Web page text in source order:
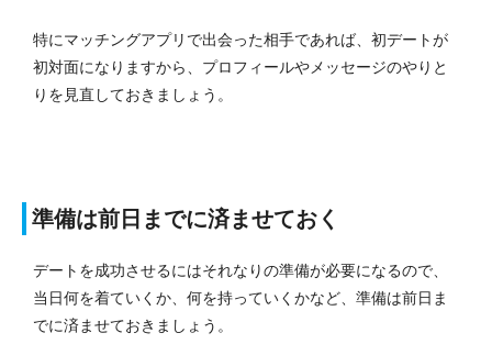
特にマッチングアプリで出会った相手であれば、初デートが
初対面になりますから、プロフィールやメッセージのやりと
りを見直しておきましょう。
準備は前日までに済ませておく
デートを成功させるにはそれなりの準備が必要になるので、
当日何を着ていくか、何を持っていくかなど、準備は前日ま
でに済ませておきましょう。